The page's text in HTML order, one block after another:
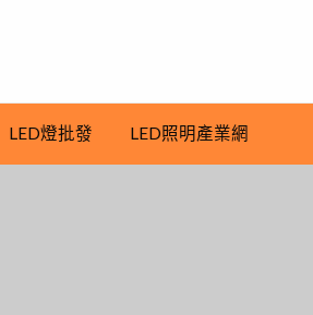
LED燈批發 LED照明產業網